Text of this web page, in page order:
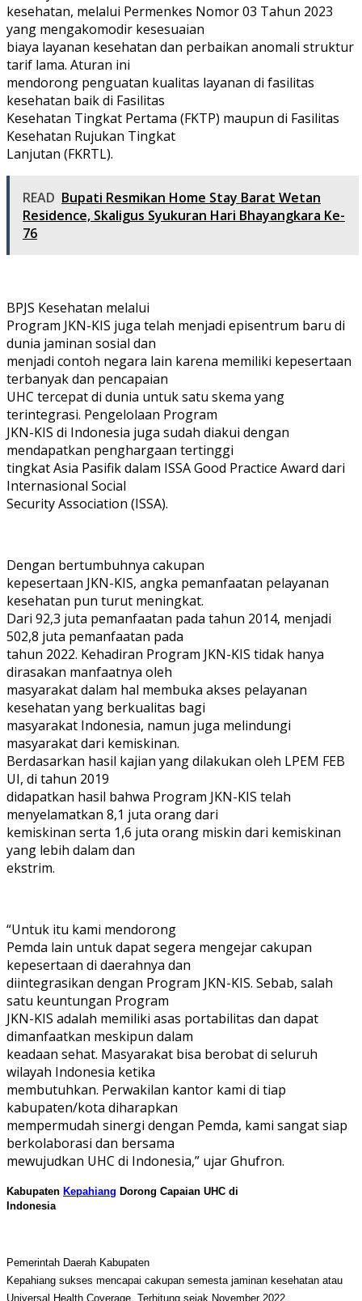
kesehatan, melalui Permenkes Nomor 03 Tahun 2023
yang mengakomodir kesesuaian
biaya layanan kesehatan dan perbaikan anomali struktur
tarif lama. Aturan ini
mendorong penguatan kualitas layanan di fasilitas
kesehatan baik di Fasilitas
Kesehatan Tingkat Pertama (FKTP) maupun di Fasilitas
Kesehatan Rujukan Tingkat
Lanjutan (FKRTL).
READ Bupati Resmikan Home Stay Barat Wetan
Residence, Skaligus Syukuran Hari Bhayangkara Ke-
76
BPJS Kesehatan melalui
Program JKN-KIS juga telah menjadi episentrum baru di
dunia jaminan sosial dan
menjadi contoh negara lain karena memiliki kepesertaan
terbanyak dan pencapaian
UHC tercepat di dunia untuk satu skema yang
terintegrasi. Pengelolaan Program
JKN-KIS di Indonesia juga sudah diakui dengan
mendapatkan penghargaan tertinggi
tingkat Asia Pasifik dalam ISSA Good Practice Award dari
Internasional Social
Security Association (ISSA).
Dengan bertumbuhnya cakupan
kepesertaan JKN-KIS, angka pemanfaatan pelayanan
kesehatan pun turut meningkat.
Dari 92,3 juta pemanfaatan pada tahun 2014, menjadi
502,8 juta pemanfaatan pada
tahun 2022. Kehadiran Program JKN-KIS tidak hanya
dirasakan manfaatnya oleh
masyarakat dalam hal membuka akses pelayanan
kesehatan yang berkualitas bagi
masyarakat Indonesia, namun juga melindungi
masyarakat dari kemiskinan.
Berdasarkan hasil kajian yang dilakukan oleh LPEM FEB
UI, di tahun 2019
didapatkan hasil bahwa Program JKN-KIS telah
menyelamatkan 8,1 juta orang dari
kemiskinan serta 1,6 juta orang miskin dari kemiskinan
yang lebih dalam dan
ekstrim.
“Untuk itu kami mendorong
Pemda lain untuk dapat segera mengejar cakupan
kepesertaan di daerahnya dan
diintegrasikan dengan Program JKN-KIS. Sebab, salah
satu keuntungan Program
JKN-KIS adalah memiliki asas portabilitas dan dapat
dimanfaatkan meskipun dalam
keadaan sehat. Masyarakat bisa berobat di seluruh
wilayah Indonesia ketika
membutuhkan. Perwakilan kantor kami di tiap
kabupaten/kota diharapkan
mempermudah sinergi dengan Pemda, kami sangat siap
berkolaborasi dan bersama
mewujudkan UHC di Indonesia,” ujar Ghufron.
Kabupaten Kepahiang Dorong Capaian UHC di
Indonesia
Pemerintah Daerah Kabupaten
Kepahiang sukses mencapai cakupan semesta jaminan kesehatan atau
Universal Health Coverage. Terhitung sejak November 2022